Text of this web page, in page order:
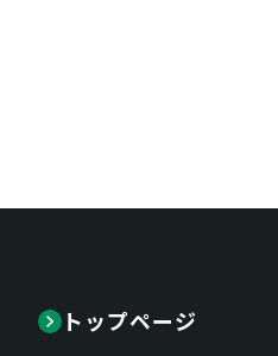
トップページ